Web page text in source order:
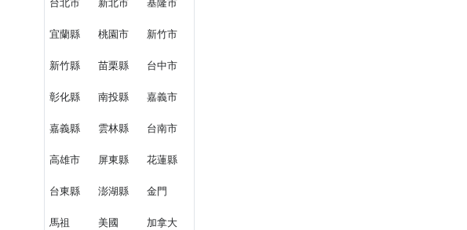
宜蘭縣 桃園市 新竹市
新竹縣 苗栗縣 台中市
彰化縣 南投縣 嘉義市
嘉義縣 雲林縣 台南市
高雄市 屏東縣 花蓮縣
台東縣 澎湖縣 金門
馬祖 美國 加拿大